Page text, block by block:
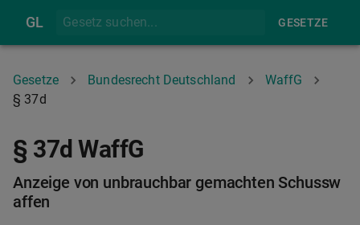
GL GESETZE
Gesetze Bundesrecht Deutschland
WaffG
§ 37d
§ 37d WaffG
Anzeige von unbrauchbar gemachten Schussw
affen